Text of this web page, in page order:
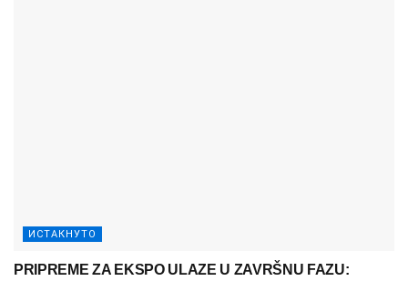
ИСТАКНУТО
PRIPREME ZA EKSPO ULAZE U ZAVRŠNU FAZU: